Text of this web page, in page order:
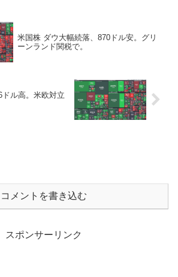
米国株 ダウ大幅続落、870ドル安。グリ
ーンランド関税で。
ル高。米欧対立
コメントを書き込む
スポンサーリンク